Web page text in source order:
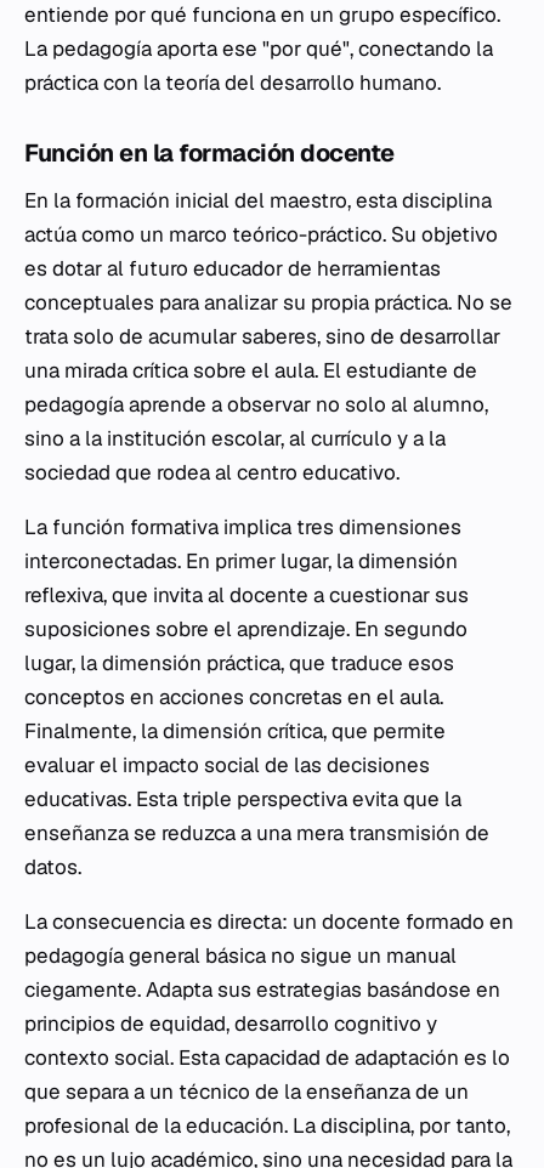
entiende por qué funciona en un grupo específico.
La pedagogía aporta ese "por qué", conectando la
práctica con la teoría del desarrollo humano.
Función en la formación docente
En la formación inicial del maestro, esta disciplina
actúa como un marco teórico-práctico. Su objetivo
es dotar al futuro educador de herramientas
conceptuales para analizar su propia práctica. No se
trata solo de acumular saberes, sino de desarrollar
una mirada crítica sobre el aula. El estudiante de
pedagogía aprende a observar no solo al alumno,
sino a la institución escolar, al currículo y a la
sociedad que rodea al centro educativo.
La función formativa implica tres dimensiones
interconectadas. En primer lugar, la dimensión
reflexiva, que invita al docente a cuestionar sus
suposiciones sobre el aprendizaje. En segundo
lugar, la dimensión práctica, que traduce esos
conceptos en acciones concretas en el aula.
Finalmente, la dimensión crítica, que permite
evaluar el impacto social de las decisiones
educativas. Esta triple perspectiva evita que la
enseñanza se reduzca a una mera transmisión de
datos.
La consecuencia es directa: un docente formado en
pedagogía general básica no sigue un manual
ciegamente. Adapta sus estrategias basándose en
principios de equidad, desarrollo cognitivo y
contexto social. Esta capacidad de adaptación es lo
que separa a un técnico de la enseñanza de un
profesional de la educación. La disciplina, por tanto,
no es un lujo académico, sino una necesidad para la